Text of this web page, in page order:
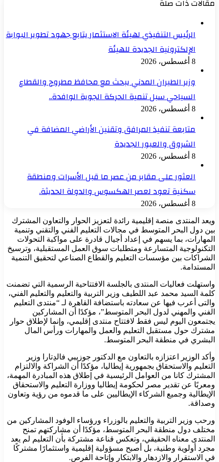
مقالات ذات صلة
الرئيس التنفيذي لهيئة الاستثمار يتابع جهود تطوير البوابة
الإلكترونية الجديدة للهيئة
8 أغسطس، 2026
وزير الطيران المدني يبحث مع محافظ مطروح والقطاع
السياحي سبل تنمية الحركة الجوية الوافدة..
8 أغسطس، 2026
متابعة تنفيذ المرافق وتقنين الأراضي المضافة في
الشروق والعبور الجديدة
8 أغسطس، 2026
العثور على مقابر من عصر ما قبل الأسرات ومنطقة
سكنية تعود لعصر الهكسوس والدولة الحديثة.
8 أغسطس، 2026
ويعد المنتدى منصة إقليمية رائدة لتعزيز الحوار والتعاون المشترك
بين دول البحر المتوسط في مجالات التعليم الفني والتقني وتنمية
المهارات، بما يسهم في إعداد أجيال قادرة على مواكبة التحولات
التكنولوجية المتسارعة ومتطلبات سوق العمل المستقبلية، وترسيخ
الشراكات بين مؤسسات التعليم والقطاع الصناعي لتحقيق التنمية
المستدامة.
واستهلت فعاليات المنتدى بالجلسة الافتتاحية الرسمية التي تضمنت
كلمة السيد محمد عبد اللطيف وزير التربية والتعليم والتعليم الفني،
والتى أعرب فيها عن سعادته باستضافة القاهرة لـ “منتدى التعليم
الفني والمهني لدول البحر المتوسط”، مؤكدًا أن المشاركين
يجتمعون اليوم ليس فقط لافتتاح منتدى إقليمي، وإنما لإطلاق حوار
مشترك حول مستقبل التعليم والعمل والمهارات ورأس المال
البشري في منطقة البحر المتوسط.
وأكد الوزير اعتزازه بالتعاون مع الدكتور جوزيبي فالدِتارا وزير
التعليم والاستحقاق بجمهورية إيطاليا، مؤكدًا أن الشراكة والالتزام
المشترك كانا من العوامل الرئيسية في إطلاق هذه المبادرة المهمة،
ومعربًا عن تقدير مصر لحكومة إيطاليا ووزارة التعليم والاستحقاق
الإيطالية وجميع الشركاء الإيطاليين على ما قدموه من رؤية وتعاون
وصداقة.
ورحب وزير التربية والتعليم بالوزراء ورؤساء الوفود المشاركين من
مختلف دول منطقة البحر المتوسط، مؤكدًا أن مشاركتهم تمنح
المنتدى معناه الحقيقي، وتعكس قناعة مشتركة بأن التعليم لم يعد
مجرد أولوية وطنية، بل أصبح مسؤولية إقليمية واستثمارًا مشتركًا
في الاستقرار والازدهار والابتكار وإتاحة الفرص.